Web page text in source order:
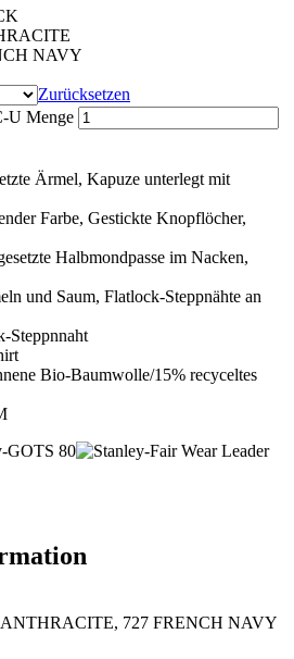
Zurücksetzen
U Menge
Ärmel, Kapuze unterlegt mit
Farbe, Gestickte Knopflöcher,
Halbmondpasse im Nacken,
und Saum, Flatlock-Steppnähte an
Steppnnaht
Bio-Baumwolle/15% recyceltes
727 FRENCH NAVY